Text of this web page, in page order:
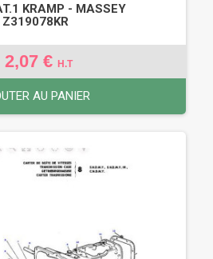
KRAMP - MASSEY
Z319078KR
2,07 € H.T
AU PANIER